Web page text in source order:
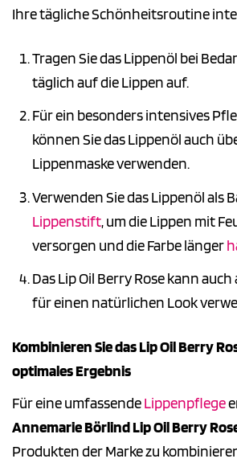
Ihre tägliche Schönheitsroutine
Tragen Sie das Lippenöl bei
täglich auf die Lippen auf.
Für ein besonders intensives
können Sie das Lippenöl auch
Lippenmaske verwenden.
Verwenden Sie das Lippenöl als
Lippenstift, um die Lippen mit
versorgen und die Farbe länger
Das Lip Oil Berry Rose kann
für einen natürlichen Look
Kombinieren Sie das Lip Oil Berry
optimales Ergebnis
Für eine umfassendeLippenpflege
Annemarie Börlind Lip Oil Berry
Produkten der Marke zu